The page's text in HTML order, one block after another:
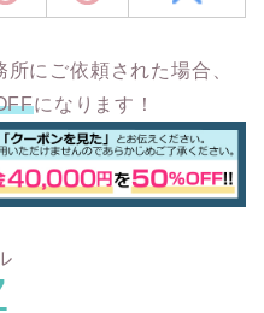
にご依頼された場合、
になります！